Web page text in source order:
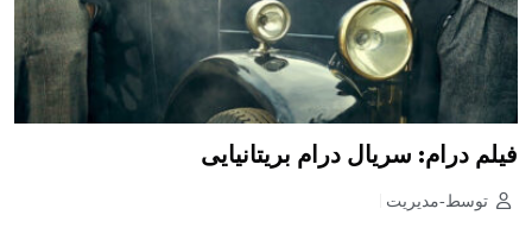
فیلم درام: سریال درام بریتانیایی
توسط-مدیریت